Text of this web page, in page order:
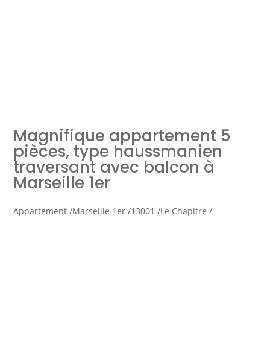
Rejoindre Weloge
Trouver un consultant
Accès propriétaire / locataire
Magnifique appartement 5
pièces, type haussmanien
traversant avec balcon à
Marseille 1er
Appartement /Marseille 1er /13001 /Le Chapitre /